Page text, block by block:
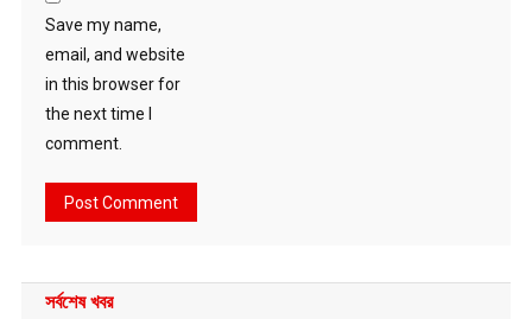
Save my name,
email, and website
in this browser for
the next time I
comment.
সর্বশেষ খবর